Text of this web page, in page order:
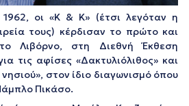
1962, οι «Κ & Κ» (έτσι λεγόταν η
τους) κέρδισαν το πρώτο και
Λιβόρνο, στη Διεθνή Έκθεση
τις αφίσες «Δακτυλιόλιθος» και
στον ίδιο διαγωνισμό όπου
Πικάσο.